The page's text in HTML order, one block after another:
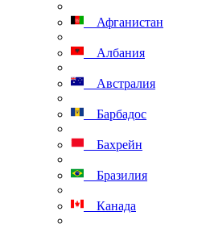
Афганистан
Албания
Австралия
Барбадос
Бахрейн
Бразилия
Канада